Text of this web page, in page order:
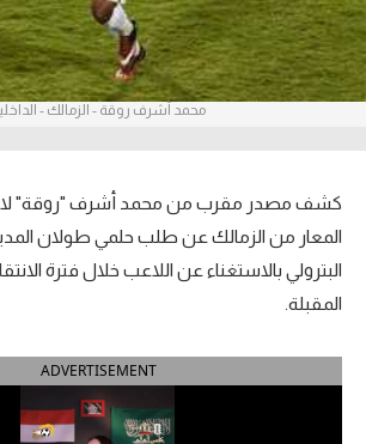
بطولات
أمريكا 2026
الدوري الإسباني
الدوري الإيطالي
محمد أشرف روقة - الزمالك -
كشف مصدر مقرب من محمد أشرف "روقة"
المعار من الزمالك عن طلب حلمي طولان
البترولي بالاستغناء عن اللاعب خلال فترة
المقبلة.
ADVERTISEMENT